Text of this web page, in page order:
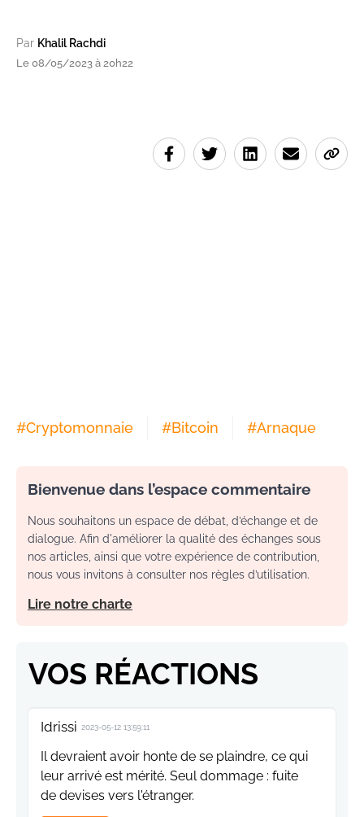
Par Khalil Rachdi
Le 08/05/2023 à 20h22
#Cryptomonnaie #Bitcoin #Arnaque
Bienvenue dans l’espace commentaire
Nous souhaitons un espace de débat, d’échange et de
dialogue. Afin d'améliorer la qualité des échanges sous
nos articles, ainsi que votre expérience de contribution,
nous vous invitons à consulter nos règles d’utilisation.
Lire notre charte
VOS RÉACTIONS
Idrissi 2023-05-12 13:59:11
Il devraient avoir honte de se plaindre, ce qui
leur arrivé est mérité. Seul dommage : fuite
de devises vers l'étranger.